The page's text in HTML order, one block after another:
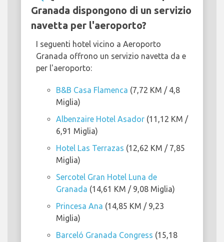
Granada dispongono di un servizio
navetta per l'aeroporto?
I seguenti hotel vicino a Aeroporto
Granada offrono un servizio navetta da e
per l'aeroporto:
B&B Casa Flamenca (7,72 KM / 4,8
Miglia)
Albenzaire Hotel Asador (11,12 KM /
6,91 Miglia)
Hotel Las Terrazas (12,62 KM / 7,85
Miglia)
Sercotel Gran Hotel Luna de
Granada (14,61 KM / 9,08 Miglia)
Princesa Ana (14,85 KM / 9,23
Miglia)
Barceló Granada Congress (15,18